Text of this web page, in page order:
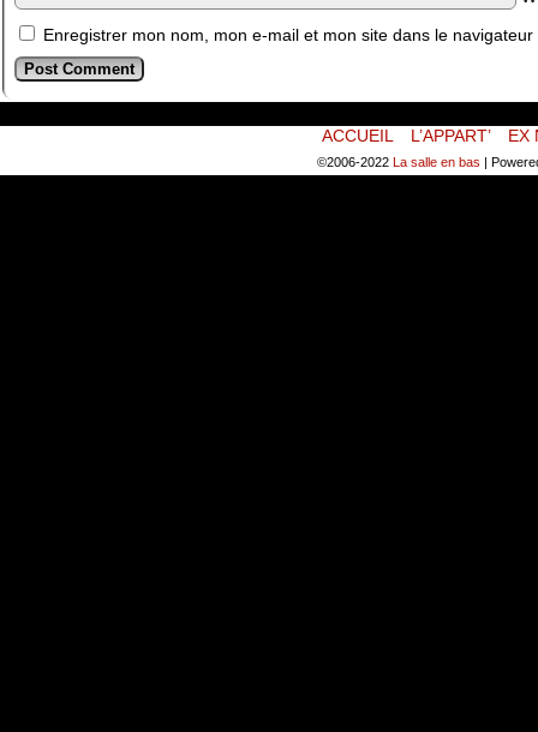
Enregistrer mon nom, mon e-mail et mon site dans le
ACCUEIL L’APPART’ EX
©2006-2022 La salle en bas |